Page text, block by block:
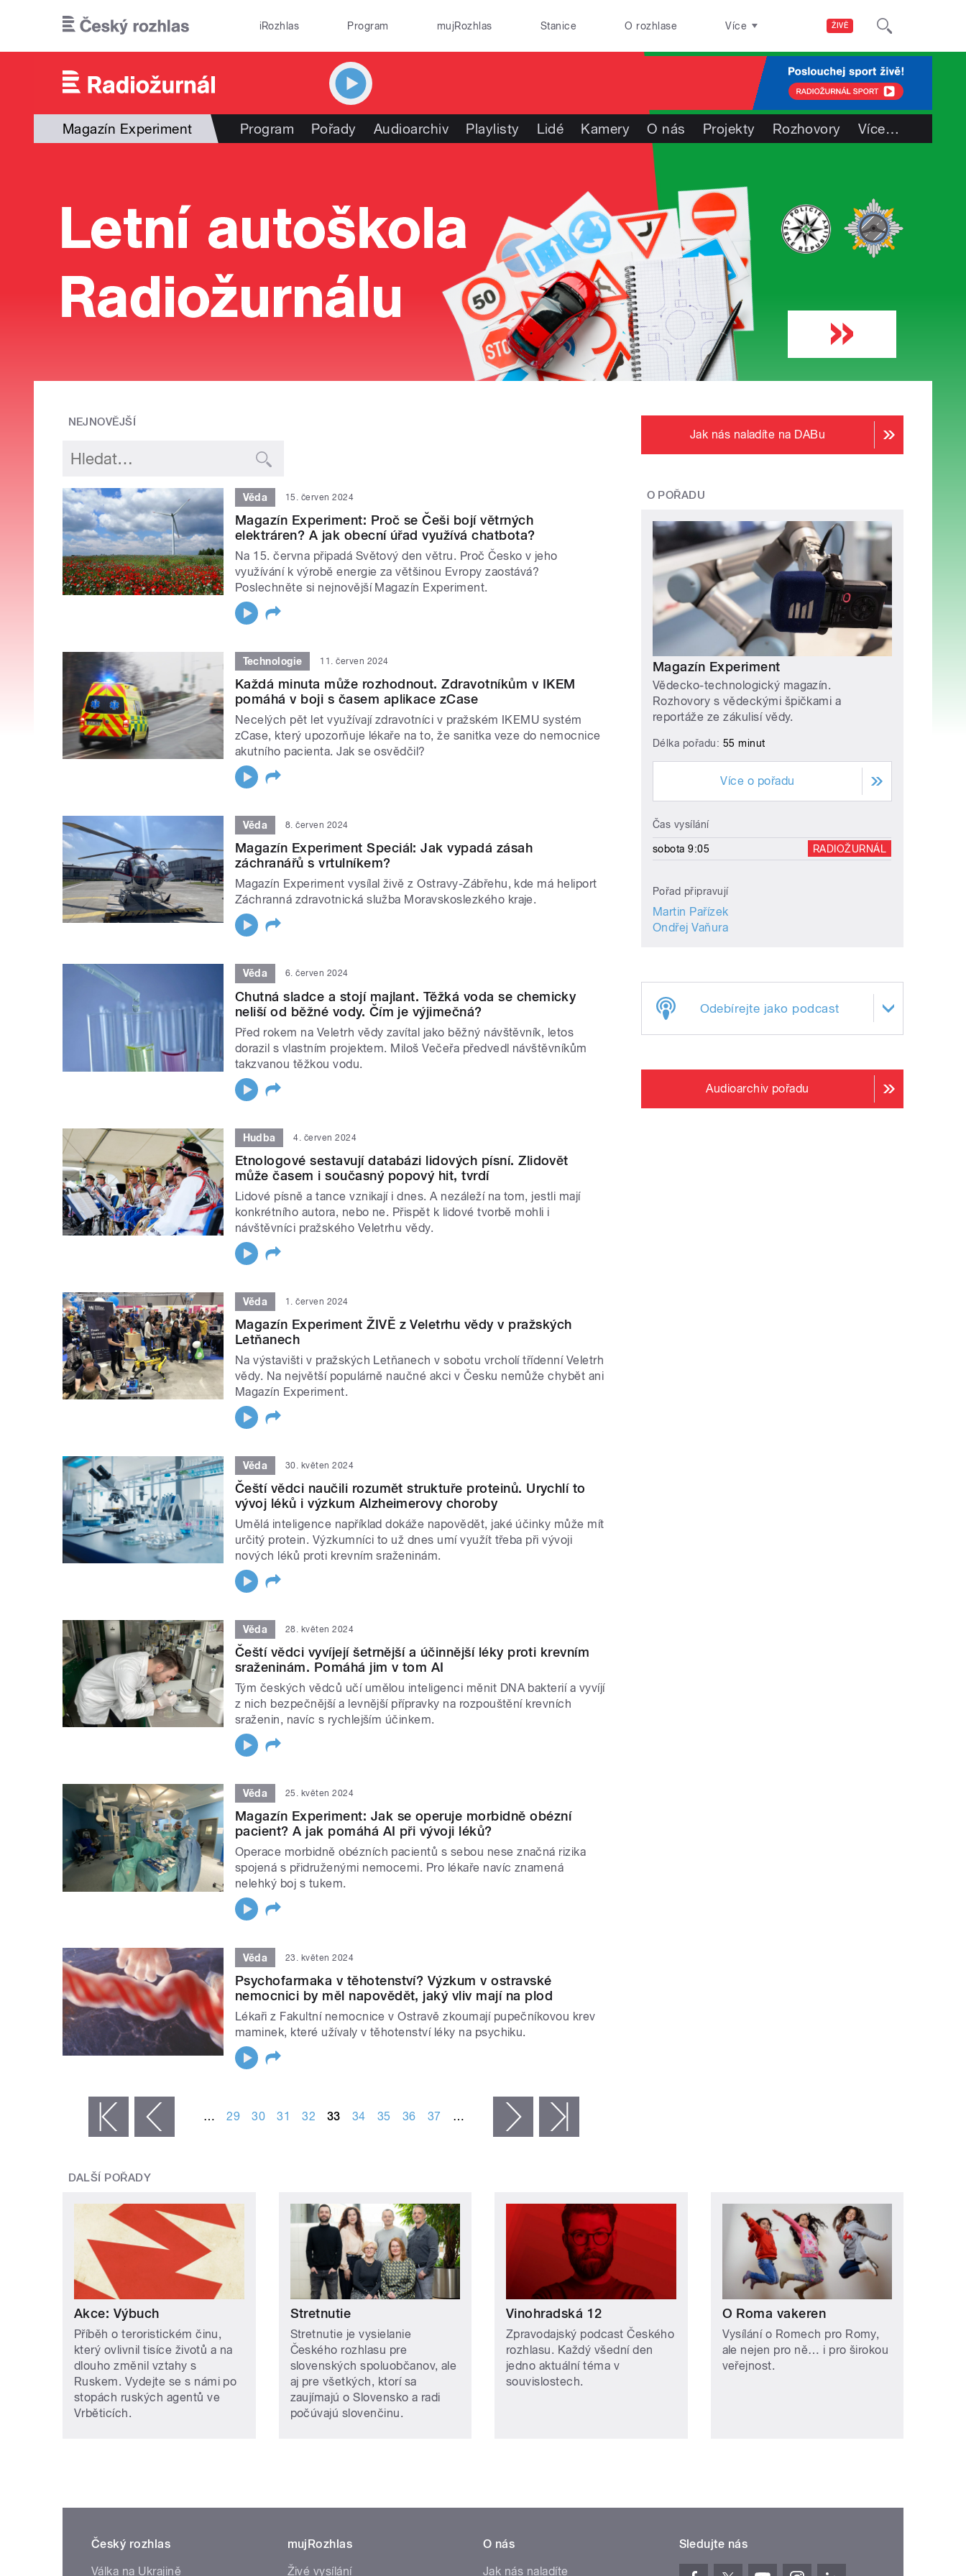
ŽIVĚ
iRozhlas Program mujRozhlas Stanice O rozhlase Více
Magazín Experiment Program Pořady Audioarchiv Playlisty Lidé Kamery O nás Projekty Rozhovory Více…
NEJNOVĚJŠÍ
Věda 15. červen 2024
Magazín Experiment: Proč se Češi bojí větrných
elektráren? A jak obecní úřad využívá chatbota?
Na 15. června připadá Světový den větru. Proč Česko v jeho
využívání k výrobě energie za většinou Evropy zaostává?
Poslechněte si nejnovější Magazín Experiment.
Technologie 11. červen 2024
Každá minuta může rozhodnout. Zdravotníkům v IKEM
pomáhá v boji s časem aplikace zCase
Necelých pět let využívají zdravotníci v pražském IKEMU systém
zCase, který upozorňuje lékaře na to, že sanitka veze do nemocnice
akutního pacienta. Jak se osvědčil?
Věda 8. červen 2024
Magazín Experiment Speciál: Jak vypadá zásah
záchranářů s vrtulníkem?
Magazín Experiment vysílal živě z Ostravy-Zábřehu, kde má heliport
Záchranná zdravotnická služba Moravskoslezkého kraje.
Věda 6. červen 2024
Chutná sladce a stojí majlant. Těžká voda se chemicky
neliší od běžné vody. Čím je výjimečná?
Před rokem na Veletrh vědy zavítal jako běžný návštěvník, letos
dorazil s vlastním projektem. Miloš Večeřa předvedl návštěvníkům
takzvanou těžkou vodu.
Hudba 4. červen 2024
Etnologové sestavují databázi lidových písní. Zlidovět
může časem i současný popový hit, tvrdí
Lidové písně a tance vznikají i dnes. A nezáleží na tom, jestli mají
konkrétního autora, nebo ne. Přispět k lidové tvorbě mohli i
návštěvníci pražského Veletrhu vědy.
Věda 1. červen 2024
Magazín Experiment ŽIVĚ z Veletrhu vědy v pražských
Letňanech
Na výstavišti v pražských Letňanech v sobotu vrcholí třídenní Veletrh
vědy. Na největší populárně naučné akci v Česku nemůže chybět ani
Magazín Experiment.
Věda 30. květen 2024
Čeští vědci naučili rozumět struktuře proteinů. Urychlí to
vývoj léků i výzkum Alzheimerovy choroby
Umělá inteligence například dokáže napovědět, jaké účinky může mít
určitý protein. Výzkumníci to už dnes umí využít třeba při vývoji
nových léků proti krevním sraženinám.
Věda 28. květen 2024
Čeští vědci vyvíjejí šetrnější a účinnější léky proti krevním
sraženinám. Pomáhá jim v tom AI
Tým českých vědců učí umělou inteligenci měnit DNA bakterií a vyvíjí
z nich bezpečnější a levnější přípravky na rozpouštění krevních
sraženin, navíc s rychlejším účinkem.
Věda 25. květen 2024
Magazín Experiment: Jak se operuje morbidně obézní
pacient? A jak pomáhá AI při vývoji léků?
Operace morbidně obézních pacientů s sebou nese značná rizika
spojená s přidruženými nemocemi. Pro lékaře navíc znamená
nelehký boj s tukem.
Věda 23. květen 2024
Psychofarmaka v těhotenství? Výzkum v ostravské
nemocnici by měl napovědět, jaký vliv mají na plod
Lékaři z Fakultní nemocnice v Ostravě zkoumají pupečníkovou krev
maminek, které užívaly v těhotenství léky na psychiku.
‹ předchozí … 29 30 31 32 33 34 35 36 37 … následující ›
Jak nás naladíte na DABu
O POŘADU
Magazín Experiment
Vědecko-technologický magazín.
Rozhovory s vědeckými špičkami a
reportáže ze zákulisí vědy.
Délka pořadu: 55 minut
Více o pořadu
Čas vysílání
sobota 9:05 RADIOŽURNÁL
Pořad připravují
Martin Pařízek
Ondřej Vaňura
Odebírejte jako podcast
Audioarchiv pořadu
DALŠÍ POŘADY
Akce: Výbuch
Příběh o teroristickém činu,
který ovlivnil tisíce životů a na
dlouho změnil vztahy s
Ruskem. Vydejte se s námi po
stopách ruských agentů ve
Vrběticích.
Stretnutie
Stretnutie je vysielanie
Českého rozhlasu pre
slovenských spoluobčanov, ale
aj pre všetkých, ktorí sa
zaujímajú o Slovensko a radi
počúvajú slovenčinu.
Vinohradská 12
Zpravodajský podcast Českého
rozhlasu. Každý všední den
jedno aktuální téma v
souvislostech.
O Roma vakeren
Vysílání o Romech pro Romy,
ale nejen pro ně… i pro širokou
veřejnost.
Český rozhlas
Válka na Ukrajině
mujRozhlas
Živé vysílání
O nás
Jak nás naladíte
Sledujte nás